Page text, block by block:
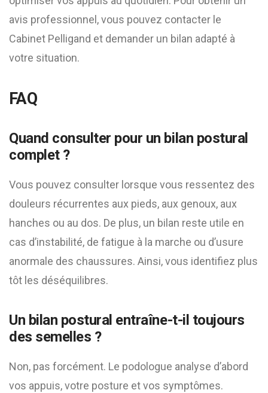
avis professionnel, vous pouvez contacter le
Cabinet Pelligand et demander un bilan adapté à
votre situation.
FAQ
Quand consulter pour un bilan postural
complet ?
Vous pouvez consulter lorsque vous ressentez des
douleurs récurrentes aux pieds, aux genoux, aux
hanches ou au dos. De plus, un bilan reste utile en
cas d’instabilité, de fatigue à la marche ou d’usure
anormale des chaussures. Ainsi, vous identifiez plus
tôt les déséquilibres.
Un bilan postural entraîne-t-il toujours
des semelles ?
Non, pas forcément. Le podologue analyse d’abord
vos appuis, votre posture et vos symptômes.